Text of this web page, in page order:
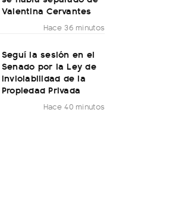
Valentina Cervantes
Hace 36 minutos
Seguí la sesión en el
Senado por la Ley de
Inviolabilidad de la
Propiedad Privada
Hace 40 minutos